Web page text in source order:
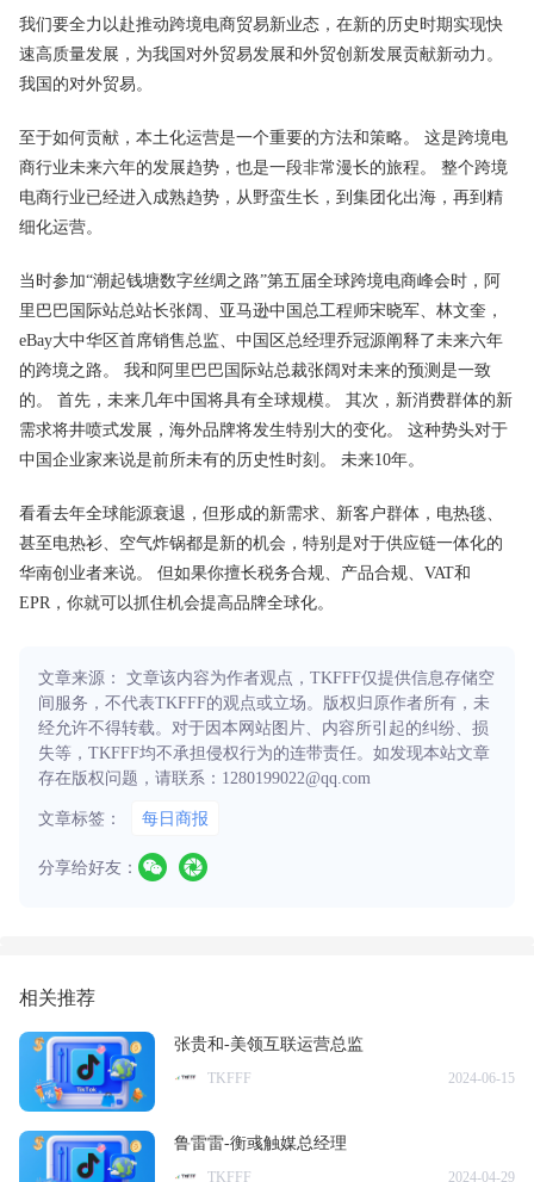
我们要全力以赴推动跨境电商贸易新业态，在新的历史时期实现快
速高质量发展，为我国对外贸易发展和外贸创新发展贡献新动力。
我国的对外贸易。
至于如何贡献，本土化运营是一个重要的方法和策略。 这是跨境电
商行业未来六年​​的发展趋势，也是一段非常漫长的旅程。 整个跨境
电商行业已经进入成熟趋势，从野蛮生长，到集团化出海，再到精
细化运营。
当时参加“潮起钱塘数字丝绸之路”第五届全球跨境电商峰会时，阿
里巴巴国际站总站长张阔、亚马逊中国总工程师宋晓军、林文奎，
eBay大中华区首席销售总监、中国区总经理乔冠源阐释了未来六年
的跨境之路。 我和阿里巴巴国际站总裁张阔对未来的预测是一致
的。 首先，未来几年中国将具有全球规模。 其次，新消费群体的新
需求将井喷式发展，海外品牌将发生特别大的变化。 这种势头对于
中国企业家来说是前所未有的历史性时刻。 未来10年。
看看去年全球能源衰退，但形成的新需求、新客户群体，电热毯、
甚至电热衫、空气炸锅都是新的机会，特别是对于供应链一体化的
华南创业者来说。 但如果你擅长税务合规、产品合规、VAT和
EPR，你就可以抓住机会提高品牌全球化。
文章来源： 文章该内容为作者观点，TKFFF仅提供信息存储空
间服务，不代表TKFFF的观点或立场。版权归原作者所有，未
经允许不得转载。对于因本网站图片、内容所引起的纠纷、损
失等，TKFFF均不承担侵权行为的连带责任。如发现本站文章
存在版权问题，请联系：1280199022@qq.com
文章标签： 每日商报
分享给好友：
相关推荐
张贵和-美领互联运营总监
TKFFF 2024-06-15
鲁雷雷-衡彧触媒总经理
TKFFF 2024-04-29